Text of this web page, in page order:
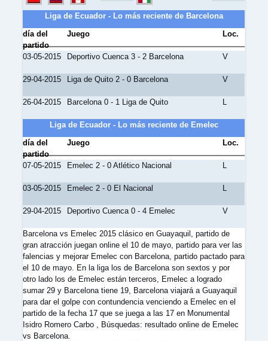
Liga de Ecuador - Lo más reciente de Barcelona
día del
partido
Juego Loc.
03-05-2015 Deportivo Cuenca 3 - 2 Barcelona V
29-04-2015 Liga de Quito 2 - 0 Barcelona V
26-04-2015 Barcelona 0 - 1 Liga de Quito L
Liga de Ecuador - Lo más reciente de Emelec
día del
partido
Juego Loc.
07-05-2015 Emelec 2 - 0 Atlético Nacional L
03-05-2015 Emelec 2 - 0 El Nacional L
29-04-2015 Deportivo Cuenca 0 - 4 Emelec V
Barcelona vs Emelec 2015 clásico en Guayaquil, partido de
gran atracción juegan online el 10 de mayo, partido para ver las
falencias y mejorar Emelec con Barcelona, partido pactado para
el 10 de mayo. En la liga los de Barcelona son sextos y por
otro lado los de Emelec están terceros, Emelec a logrado
sumar 29 y Barcelona tiene 19, Barcelona viajará a Guayaquil
para dar el golpe con contundencia venciendo a Emelec en el
partido de la fecha 17 que se juega a las 17 en Monumental
Isidro Romero Carbo , Búsquedas: resultado online de Emelec
vs Barcelona.